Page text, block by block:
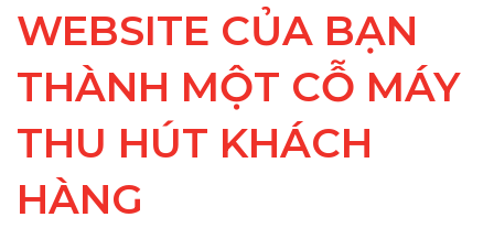
WEBSITE CỦA BẠN
THÀNH MỘT CỖ MÁY
THU HÚT KHÁCH
HÀNG